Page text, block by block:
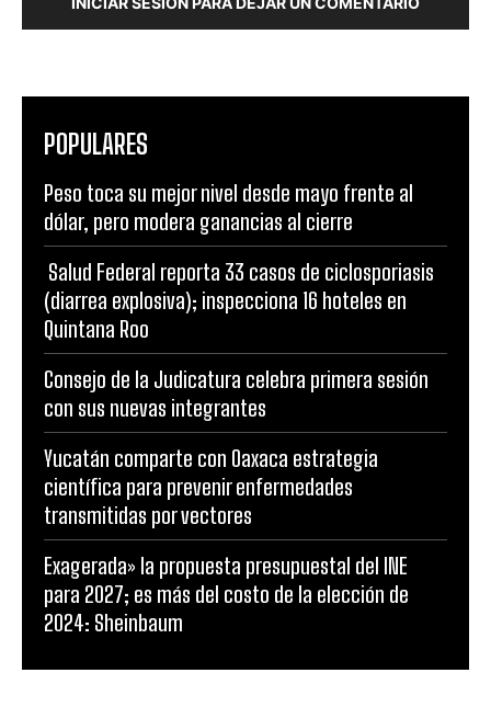
POPULARES
Peso toca su mejor nivel desde mayo frente al
dólar, pero modera ganancias al cierre
Salud Federal reporta 33 casos de ciclosporiasis
(diarrea explosiva); inspecciona 16 hoteles en
Quintana Roo
Consejo de la Judicatura celebra primera sesión
con sus nuevas integrantes
Yucatán comparte con Oaxaca estrategia
científica para prevenir enfermedades
transmitidas por vectores
Exagerada» la propuesta presupuestal del INE
para 2027; es más del costo de la elección de
2024: Sheinbaum